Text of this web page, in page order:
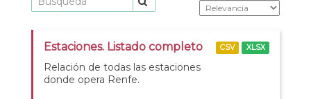
Estaciones. Listado completo
Relación de todas las estaciones
donde opera Renfe.
CSV XLSX